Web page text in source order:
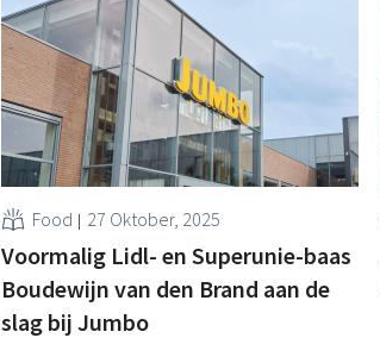
Food 27 Oktober, 2025
Voormalig Lidl- en Superunie-baas
Boudewijn van den Brand aan de
slag bij Jumbo